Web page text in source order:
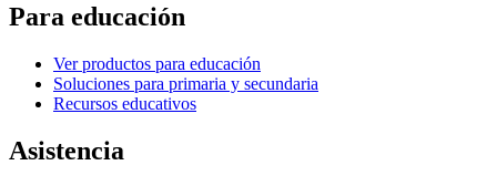
Para educación
Ver productos para educación
Soluciones para primaria y secundaria
Recursos educativos
Asistencia